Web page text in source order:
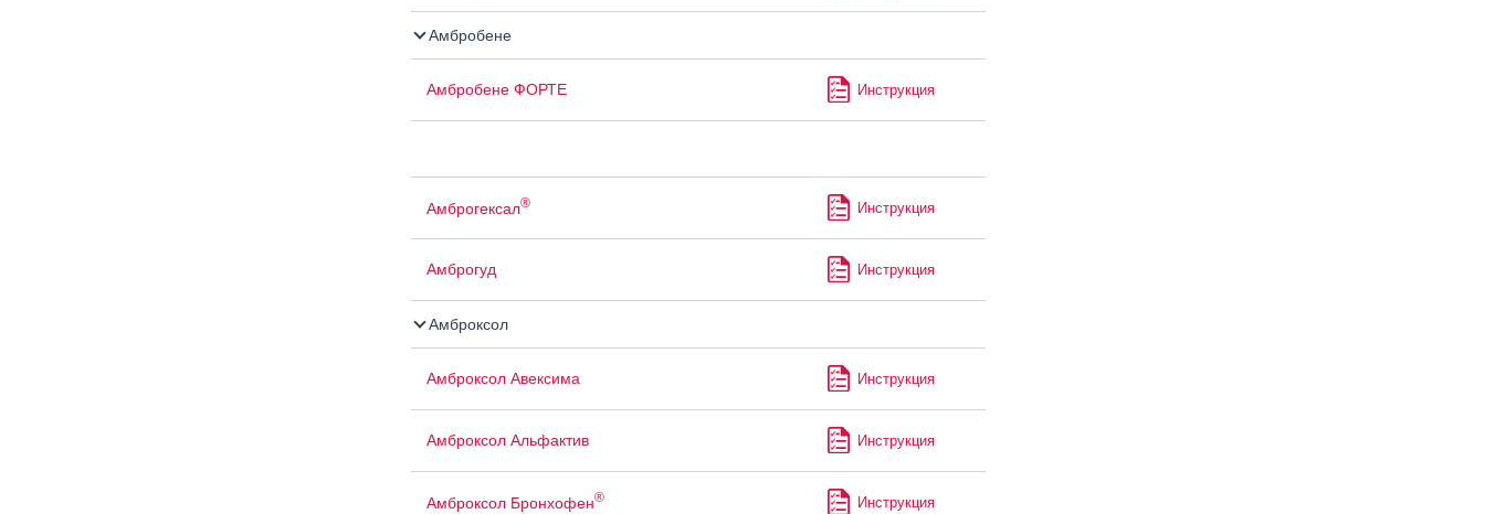
Амбробене
Амбробене ФОРТЕ Инструкция
Амброгексал® Инструкция
Амброгуд Инструкция
Амброксол
Амброксол Авексима Инструкция
Амброксол Альфактив Инструкция
Амброксол Бронхофен® Инструкция